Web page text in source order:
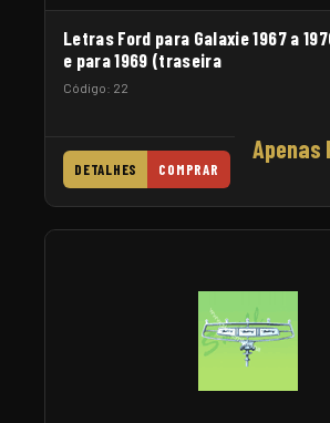
Letras Ford para Galaxie 1967 a
e para 1969 (traseira
Código: 22
Apenas
DETALHES COMPRAR